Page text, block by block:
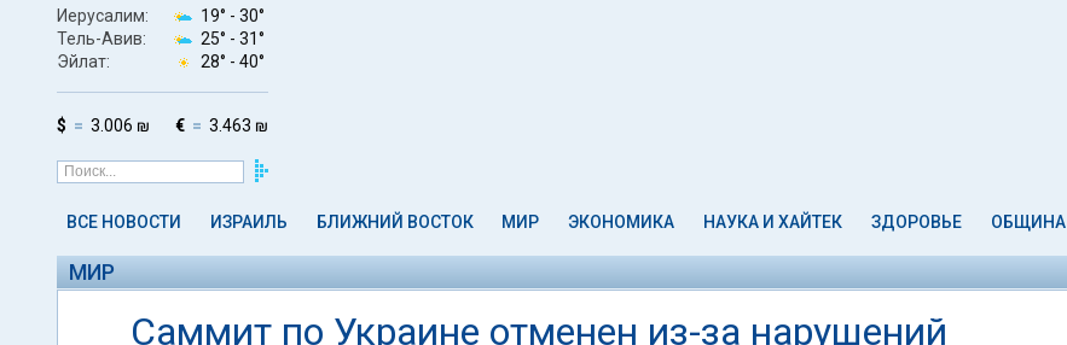
Иерусалим: 19° - 30°
Тель-Авив:
25° - 31°
Эйлат:
28° - 40°
$ 3.006 ₪ € 3.463 ₪
ВСЕ НОВОСТИ ИЗРАИЛЬ БЛИЖНИЙ ВОСТОК МИР ЭКОНОМИКА НАУКА И ХАЙТЕК ЗДОРОВЬЕ ОБЩИНА
МИР
Саммит по Украине отменен из-за нарушений